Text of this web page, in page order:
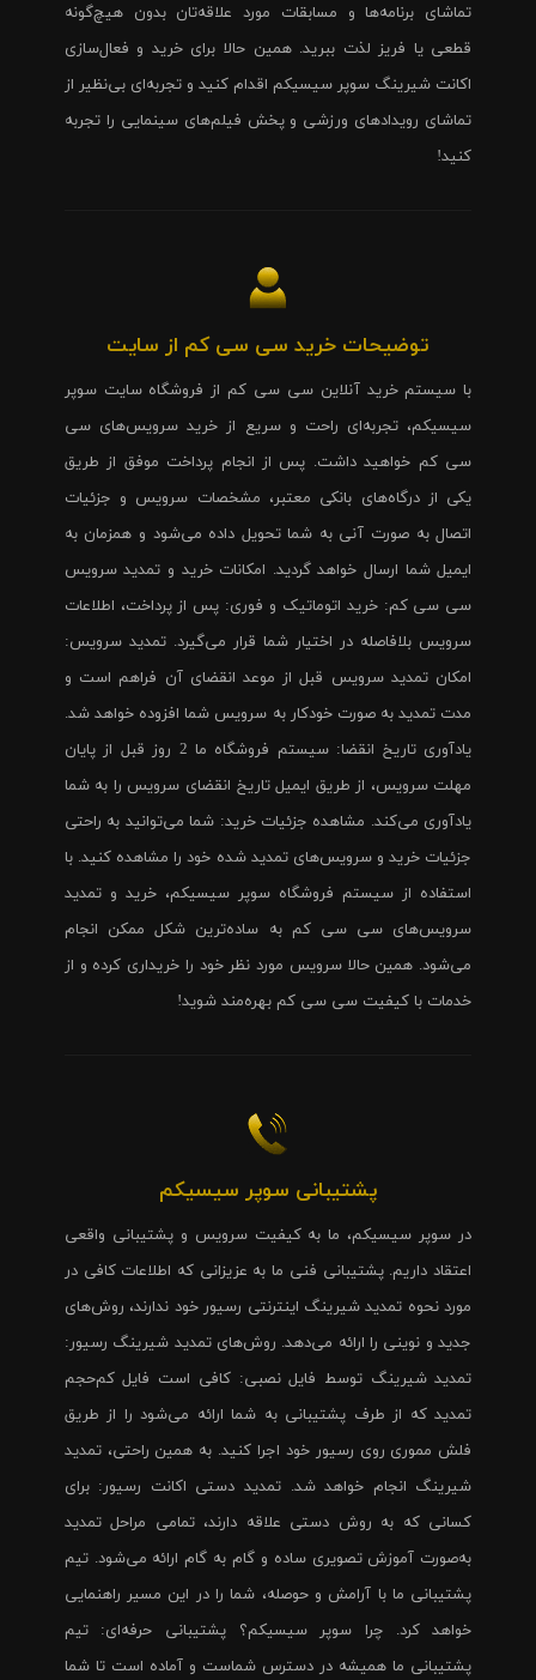
تماشای برنامه‌ها و مسابقات مورد علاقه‌تان بدون هیچ‌گونه
قطعی یا فریز لذت ببرید. همین حالا برای خرید و فعال‌سازی
اکانت شیرینگ سوپر سیسیکم اقدام کنید و تجربه‌ای بی‌نظیر از
تماشای رویدادهای ورزشی و پخش فیلم‌های سینمایی را تجربه
کنید!
توضیحات خرید سی سی کم از سایت
با سیستم خرید آنلاین سی سی کم از فروشگاه سایت سوپر
سیسیکم، تجربه‌ای راحت و سریع از خرید سرویس‌های سی
سی کم خواهید داشت. پس از انجام پرداخت موفق از طریق
یکی از درگاه‌های بانکی معتبر، مشخصات سرویس و جزئیات
اتصال به صورت آنی به شما تحویل داده می‌شود و همزمان به
ایمیل شما ارسال خواهد گردید. امکانات خرید و تمدید سرویس
سی سی کم: خرید اتوماتیک و فوری: پس از پرداخت، اطلاعات
سرویس بلافاصله در اختیار شما قرار می‌گیرد. تمدید سرویس:
امکان تمدید سرویس قبل از موعد انقضای آن فراهم است و
مدت تمدید به صورت خودکار به سرویس شما افزوده خواهد شد.
یادآوری تاریخ انقضا: سیستم فروشگاه ما 2 روز قبل از پایان
مهلت سرویس، از طریق ایمیل تاریخ انقضای سرویس را به شما
یادآوری می‌کند. مشاهده جزئیات خرید: شما می‌توانید به راحتی
جزئیات خرید و سرویس‌های تمدید شده خود را مشاهده کنید. با
استفاده از سیستم فروشگاه سوپر سیسیکم، خرید و تمدید
سرویس‌های سی سی کم به ساده‌ترین شکل ممکن انجام
می‌شود. همین حالا سرویس مورد نظر خود را خریداری کرده و از
خدمات با کیفیت سی سی کم بهره‌مند شوید!
پشتیبانی سوپر سیسیکم
در سوپر سیسیکم، ما به کیفیت سرویس و پشتیبانی واقعی
اعتقاد داریم. پشتیبانی فنی ما به عزیزانی که اطلاعات کافی در
مورد نحوه تمدید شیرینگ اینترنتی رسیور خود ندارند، روش‌های
جدید و نوینی را ارائه می‌دهد. روش‌های تمدید شیرینگ رسیور:
تمدید شیرینگ توسط فایل نصبی: کافی است فایل کم‌حجم
تمدید که از طرف پشتیبانی به شما ارائه می‌شود را از طریق
فلش مموری روی رسیور خود اجرا کنید. به همین راحتی، تمدید
شیرینگ انجام خواهد شد. تمدید دستی اکانت رسیور: برای
کسانی که به روش دستی علاقه دارند، تمامی مراحل تمدید
به‌صورت آموزش تصویری ساده و گام به گام ارائه می‌شود. تیم
پشتیبانی ما با آرامش و حوصله، شما را در این مسیر راهنمایی
خواهد کرد. چرا سوپر سیسیکم؟ پشتیبانی حرفه‌ای: تیم
پشتیبانی ما همیشه در دسترس شماست و آماده است تا شما